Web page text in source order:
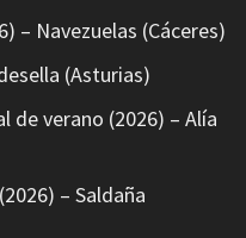
– Navezuelas (Cáceres)
(Asturias)
de verano (2026) – Alía
– Saldaña